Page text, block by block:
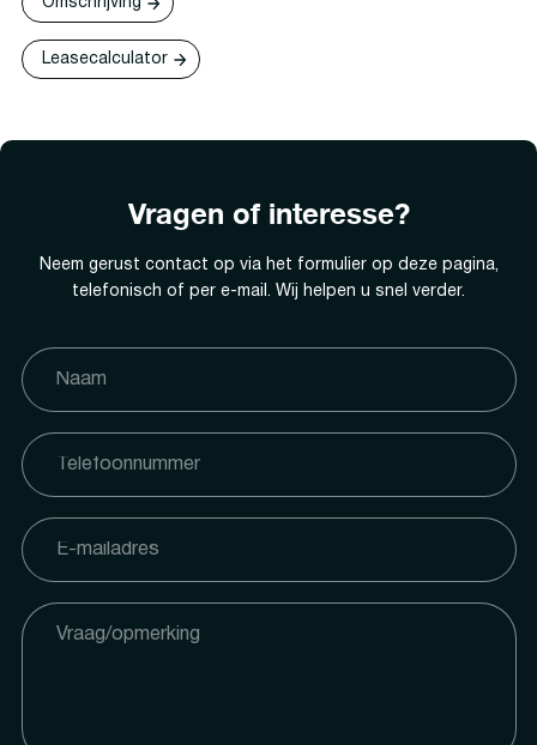
Leasecalculator
Vragen of interesse?
Neem gerust contact op via het formulier op deze pagina,
telefonisch of per e-mail. Wij helpen u snel verder.